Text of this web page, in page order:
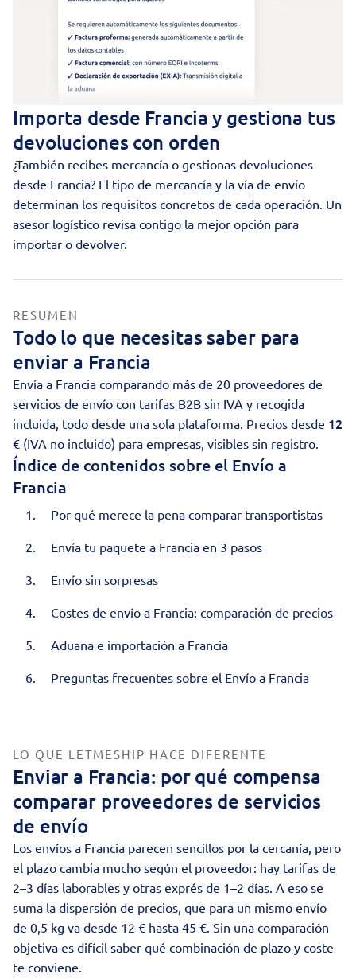
Importa desde Francia y gestiona tus
devoluciones con orden
¿También recibes mercancía o gestionas devoluciones
desde Francia? El tipo de mercancía y la vía de envío
determinan los requisitos concretos de cada operación. Un
asesor logístico revisa contigo la mejor opción para
importar o devolver.
RESUMEN
Todo lo que necesitas saber para
enviar a Francia
Envía a Francia comparando más de 20 proveedores de
servicios de envío con tarifas B2B sin IVA y recogida
incluida, todo desde una sola plataforma. Precios desde 12
€ (IVA no incluido) para empresas, visibles sin registro.
Índice de contenidos sobre el Envío a
Francia
Por qué merece la pena comparar transportistas
Envía tu paquete a Francia en 3 pasos
Envío sin sorpresas
Costes de envío a Francia: comparación de precios
Aduana e importación a Francia
Preguntas frecuentes sobre el Envío a Francia
LO QUE LETMESHIP HACE DIFERENTE
Enviar a Francia: por qué compensa
comparar proveedores de servicios
de envío
Los envíos a Francia parecen sencillos por la cercanía, pero
el plazo cambia mucho según el proveedor: hay tarifas de
2–3 días laborables y otras exprés de 1–2 días. A eso se
suma la dispersión de precios, que para un mismo envío
de 0,5 kg va desde 12 € hasta 45 €. Sin una comparación
objetiva es difícil saber qué combinación de plazo y coste
te conviene.